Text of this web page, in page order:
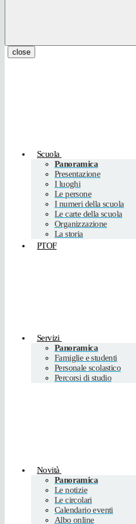
close
Scuola
Panoramica
Presentazione
I luoghi
Le persone
I numeri della scuola
Le carte della scuola
Organizzazione
La storia
PTOF
Servizi
Panoramica
Famiglie e studenti
Personale scolastico
Percorsi di studio
Novità
Panoramica
Le notizie
Le circolari
Calendario eventi
Albo online